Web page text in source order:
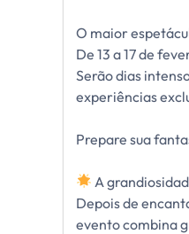
O maior
De 13 a 17 de
Serão dias
experiências
Prepare sua
A
Depois de
evento combina